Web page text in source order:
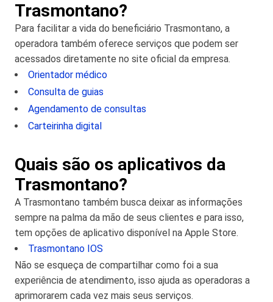
Trasmontano?
Para facilitar a vida do beneficiário Trasmontano, a
operadora também oferece serviços que podem ser
acessados diretamente no site oficial da empresa.
Orientador médico
Consulta de guias
Agendamento de consultas
Carteirinha digital
Quais são os aplicativos da
Trasmontano?
A Trasmontano também busca deixar as informações
sempre na palma da mão de seus clientes e para isso,
tem opções de aplicativo disponível na Apple Store.
Trasmontano IOS
Não se esqueça de compartilhar como foi a sua
experiência de atendimento, isso ajuda as operadoras a
aprimorarem cada vez mais seus serviços.